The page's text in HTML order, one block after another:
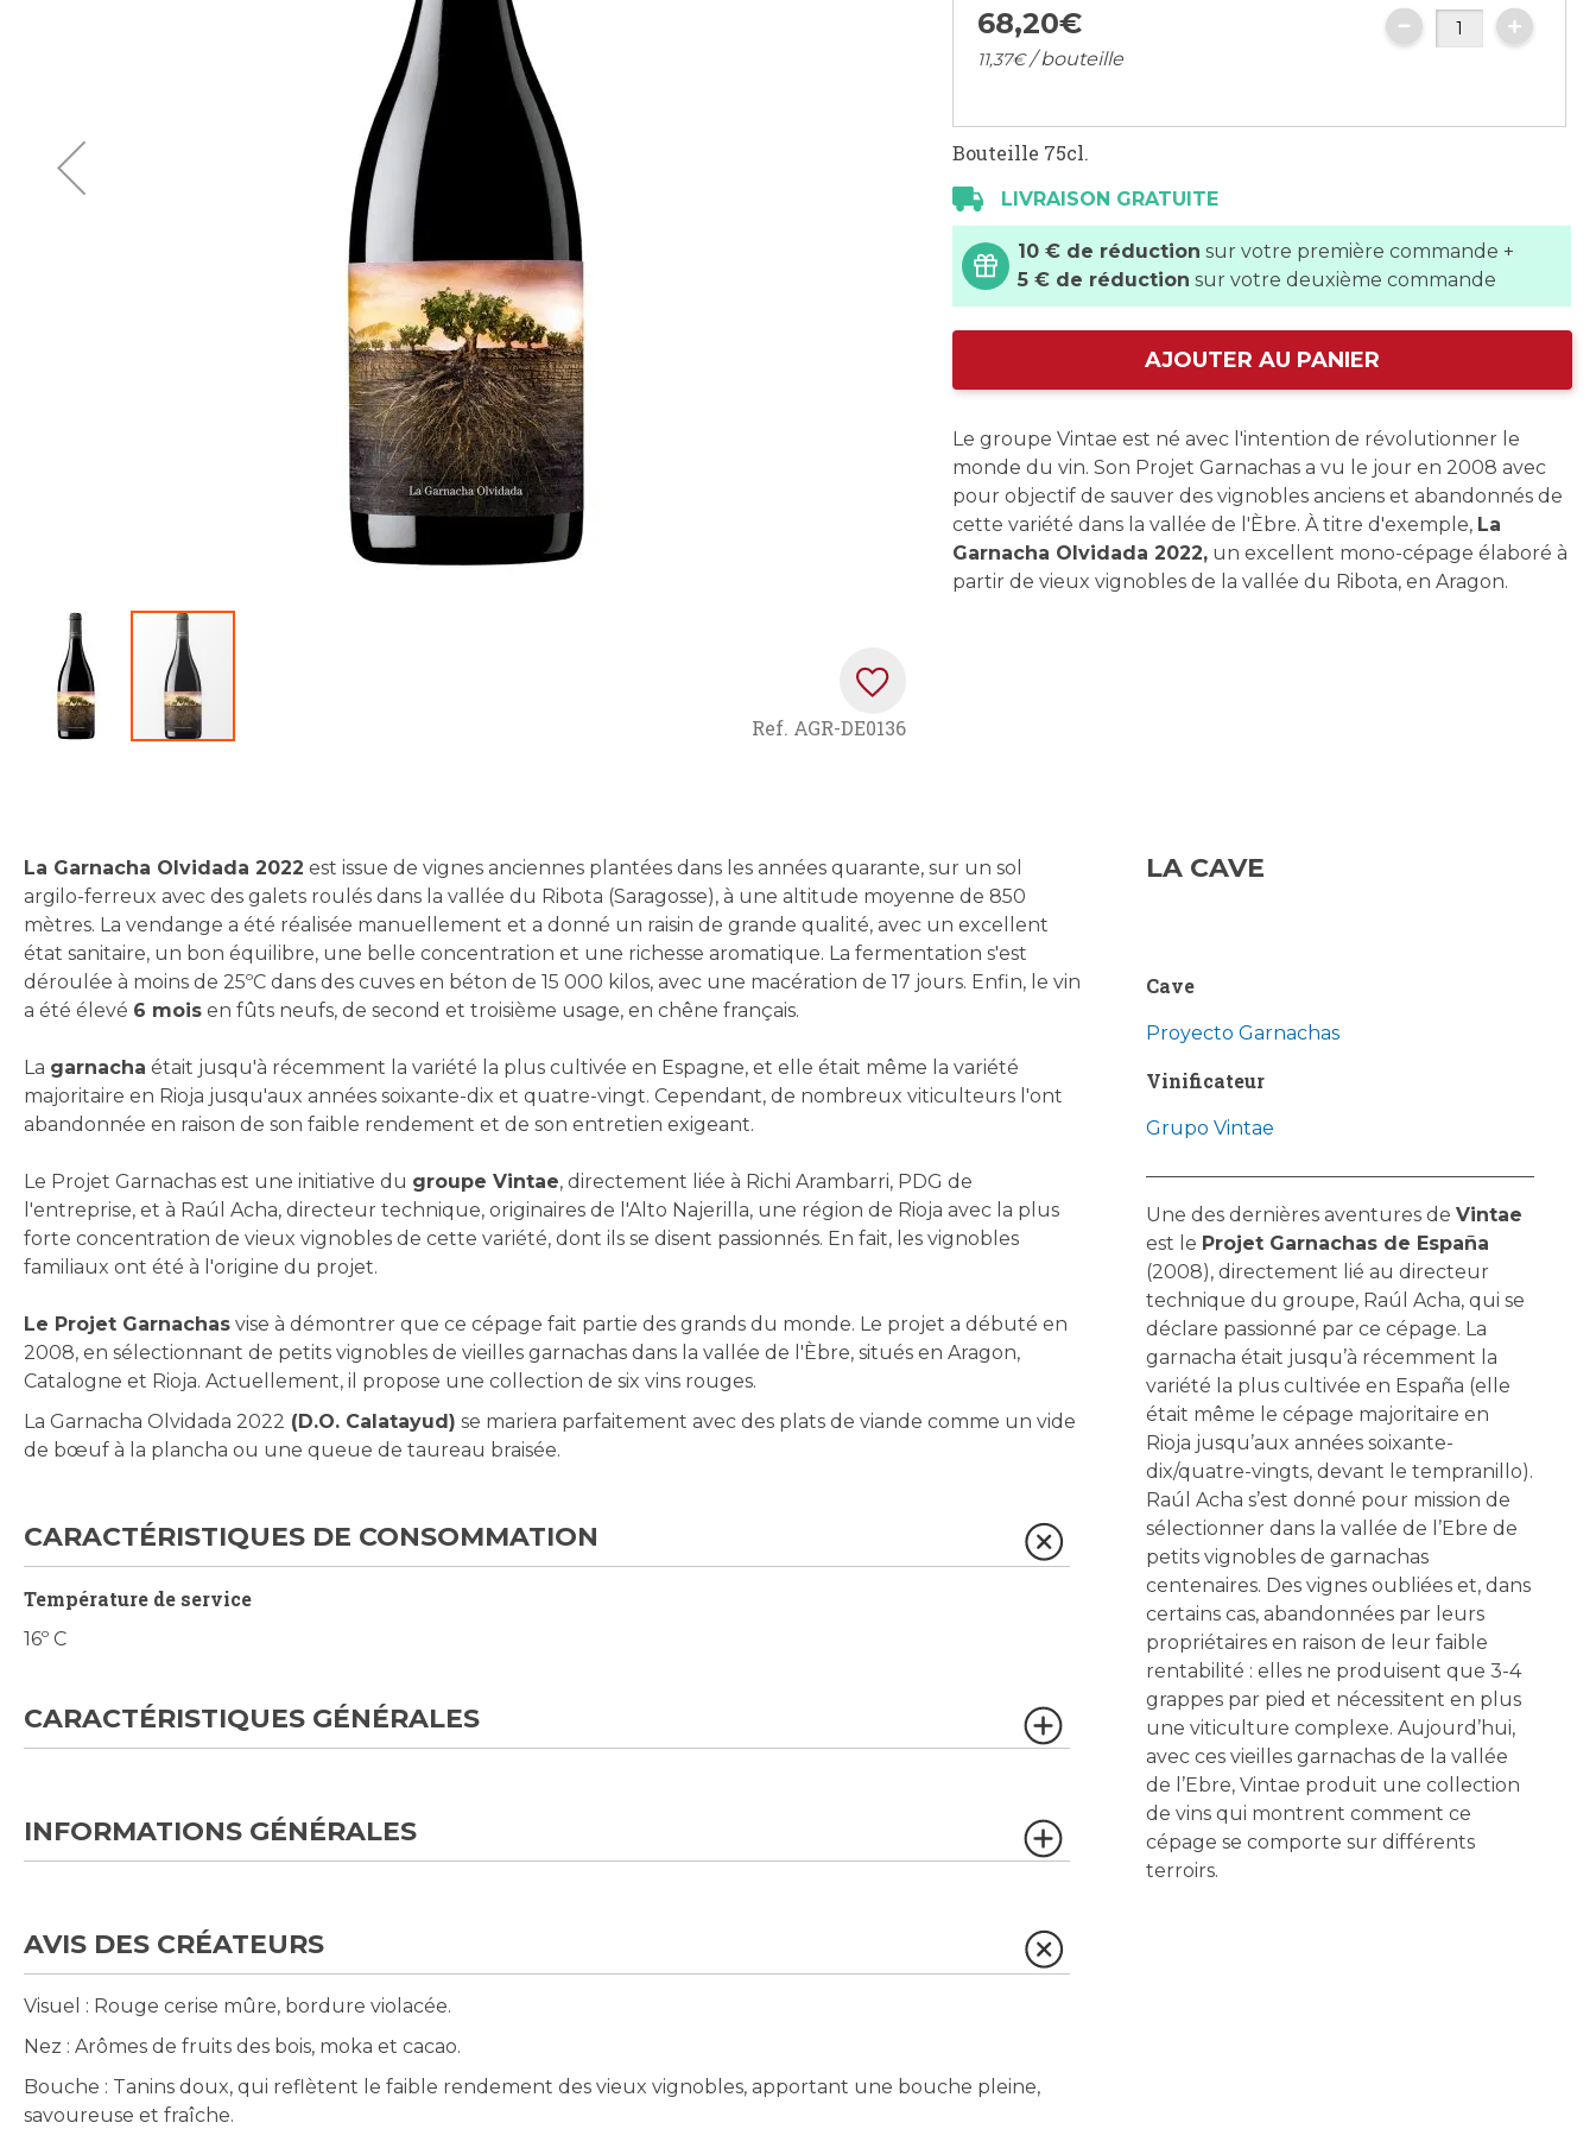
of
the
images
gallery
Ref. AGR-DE0136
68,20€
11,37€/ bouteille
Bouteille 75cl.
LIVRAISON GRATUITE
10 € de réduction sur votre première commande +
5 € de réduction sur votre deuxième commande
AJOUTER AU PANIER
Le groupe Vintae est né avec l'intention de révolutionner le
monde du vin. Son Projet Garnachas a vu le jour en 2008 avec
pour objectif de sauver des vignobles anciens et abandonnés de
cette variété dans la vallée de l'Èbre. À titre d'exemple, La
Garnacha Olvidada 2022, un excellent mono-cépage élaboré à
partir de vieux vignobles de la vallée du Ribota, en Aragon.
La Garnacha Olvidada 2022 est issue de vignes anciennes plantées dans les années quarante, sur un sol
argilo-ferreux avec des galets roulés dans la vallée du Ribota (Saragosse), à une altitude moyenne de 850
mètres. La vendange a été réalisée manuellement et a donné un raisin de grande qualité, avec un excellent
état sanitaire, un bon équilibre, une belle concentration et une richesse aromatique. La fermentation s'est
déroulée à moins de 25ºC dans des cuves en béton de 15 000 kilos, avec une macération de 17 jours. Enfin, le vin
a été élevé 6 mois en fûts neufs, de second et troisième usage, en chêne français.
La garnacha était jusqu'à récemment la variété la plus cultivée en Espagne, et elle était même la variété
majoritaire en Rioja jusqu'aux années soixante-dix et quatre-vingt. Cependant, de nombreux viticulteurs l'ont
abandonnée en raison de son faible rendement et de son entretien exigeant.
Le Projet Garnachas est une initiative du groupe Vintae, directement liée à Richi Arambarri, PDG de
l'entreprise, et à Raúl Acha, directeur technique, originaires de l'Alto Najerilla, une région de Rioja avec la plus
forte concentration de vieux vignobles de cette variété, dont ils se disent passionnés. En fait, les vignobles
familiaux ont été à l'origine du projet.
Le Projet Garnachas vise à démontrer que ce cépage fait partie des grands du monde. Le projet a débuté en
2008, en sélectionnant de petits vignobles de vieilles garnachas dans la vallée de l'Èbre, situés en Aragon,
Catalogne et Rioja. Actuellement, il propose une collection de six vins rouges.
La Garnacha Olvidada 2022 (D.O. Calatayud) se mariera parfaitement avec des plats de viande comme un vide
de bœuf à la plancha ou une queue de taureau braisée.
CARACTÉRISTIQUES DE CONSOMMATION
Température de service
16º C
CARACTÉRISTIQUES GÉNÉRALES
INFORMATIONS GÉNÉRALES
AVIS DES CRÉATEURS
Visuel : Rouge cerise mûre, bordure violacée.
Nez : Arômes de fruits des bois, moka et cacao.
Bouche : Tanins doux, qui reflètent le faible rendement des vieux vignobles, apportant une bouche pleine,
savoureuse et fraîche.
LA CAVE
Cave
Proyecto Garnachas
Vinificateur
Grupo Vintae
Une des dernières aventures de Vintae
est le Projet Garnachas de España
(2008), directement lié au directeur
technique du groupe, Raúl Acha, qui se
déclare passionné par ce cépage. La
garnacha était jusqu’à récemment la
variété la plus cultivée en España (elle
était même le cépage majoritaire en
Rioja jusqu’aux années soixante-
dix/quatre-vingts, devant le tempranillo).
Raúl Acha s’est donné pour mission de
sélectionner dans la vallée de l’Ebre de
petits vignobles de garnachas
centenaires. Des vignes oubliées et, dans
certains cas, abandonnées par leurs
propriétaires en raison de leur faible
rentabilité : elles ne produisent que 3-4
grappes par pied et nécessitent en plus
une viticulture complexe. Aujourd’hui,
avec ces vieilles garnachas de la vallée
de l’Ebre, Vintae produit une collection
de vins qui montrent comment ce
cépage se comporte sur différents
terroirs.